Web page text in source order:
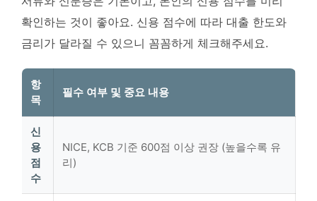
확인하는 것이 좋아요. 신용 점수에 따라 대출 한도와
금리가 달라질 수 있으니 꼼꼼하게 체크해주세요.
항
목
필수 여부 및 중요 내용
신
용
점
수
NICE, KCB 기준 600점 이상 권장 (높을수록 유
리)